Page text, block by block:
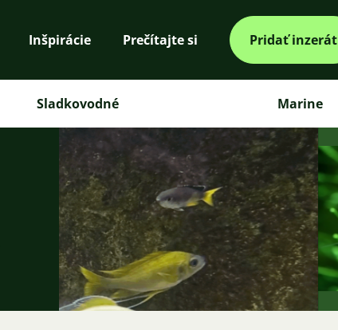
Inšpirácie Prečítajte si Pridať inzerát
Sladkovodné Marine